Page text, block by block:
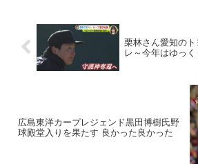
栗林さん愛知の
レ～今年はゆっ
広島東洋カープレジェンド黒田博樹氏野
球殿堂入りを果たす 良かった良かった